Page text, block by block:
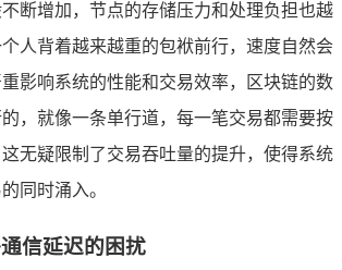
断增加，节点的存储压力和处理负担也越
人背着越来越重的包袱前行，速度自然会
影响系统的性能和交易效率，区块链的数
，就像一条单行道，每一笔交易都需要按
无疑限制了交易吞吐量的提升，使得系统
同时涌入。
通信延迟的困扰